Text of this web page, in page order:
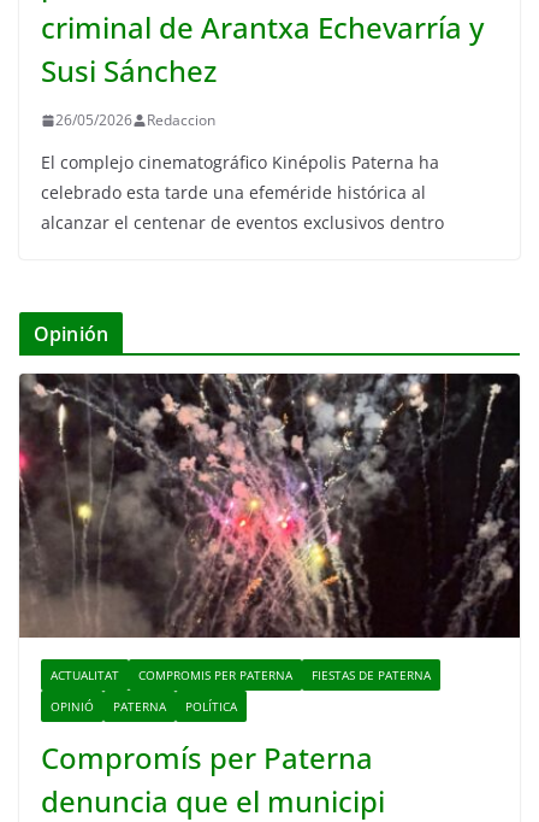
criminal de Arantxa Echevarría y
Susi Sánchez
26/05/2026 Redaccion
El complejo cinematográfico Kinépolis Paterna ha
celebrado esta tarde una efeméride histórica al
alcanzar el centenar de eventos exclusivos dentro
Opinión
ACTUALITAT COMPROMIS PER PATERNA
FIESTAS DE PATERNA
OPINIÓ
PATERNA POLÍTICA
Compromís per Paterna
denuncia que el municipi